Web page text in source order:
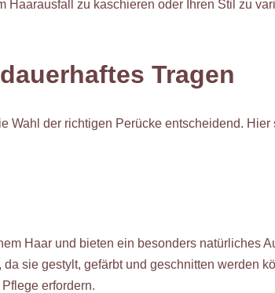
Haarausfall zu kaschieren oder Ihren Stil zu
Tragen
Wahl der richtigen Perücke entscheidend. Hier
Haar und bieten ein besonders natürliches
sie gestylt, gefärbt und geschnitten werden
erfordern.